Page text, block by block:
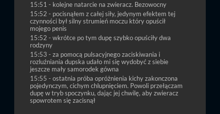
15:51 - kolejne natarcie na zwieracz. Bezowocny
15:52 - pocisnąłem z całej siły, jedynym efektem tej
czynności był silny strumień moczu który opuścił
mojego penis
15:52 - wkrótce po tym dupę szybko opuściły dwa
rodzyny
15:53 - za pomocą pulsacyjnego zaciskiwania i
rozluźniania dupska udało mi się wydobyć z siebie
jeszcze mały samorodek gówna
15:55 - ostatnia próba opróżnienia kichy zakonczona
pojedynczym, cichym chlupnięciem. Powoli przełączam
dupę w tryb spoczynku, dając jej chwilę, aby zwieracz
spowrotem się zacisnął